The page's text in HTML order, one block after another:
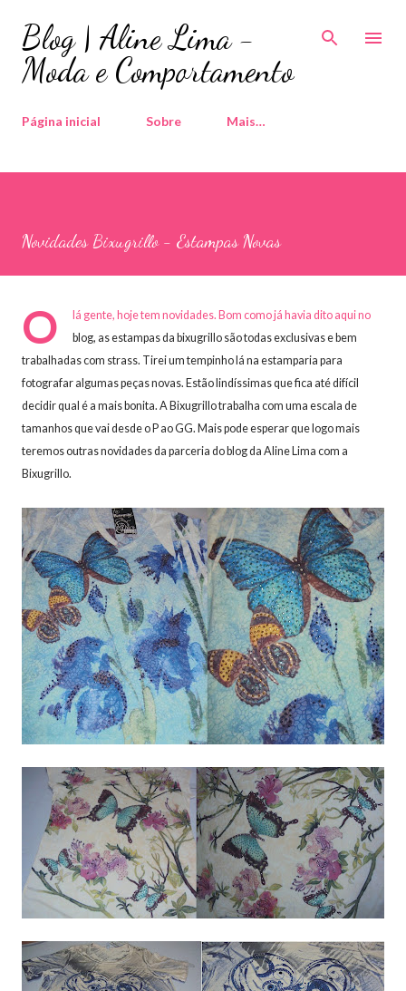
Pular para o conteúdo principal
Blog | Aline Lima -
Moda e Comportamento
Página inicial Sobre Mais…
Novidades Bixugrillo - Estampas Novas
O
lá gente, hoje tem novidades. Bom como já havia dito aqui no
blog, as estampas da bixugrillo são todas exclusivas e bem
trabalhadas com strass. Tirei um tempinho lá na estamparia para
fotografar algumas peças novas. Estão lindíssimas que fica até difícil
decidir qual é a mais bonita. A Bixugrillo trabalha com uma escala de
tamanhos que vai desde o P ao GG. Mais pode esperar que logo mais
teremos outras novidades da parceria do blog da Aline Lima com a
Bixugrillo.